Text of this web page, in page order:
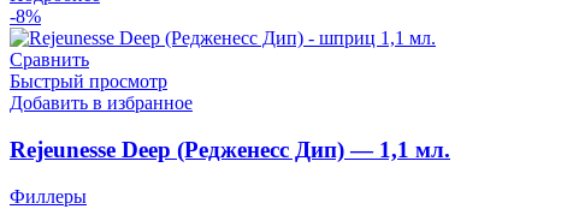
-8%
Сравнить
Быстрый просмотр
Добавить в избранное
Rejeunesse Deep (Редженесс Дип) — 1,1 мл.
Филлеры